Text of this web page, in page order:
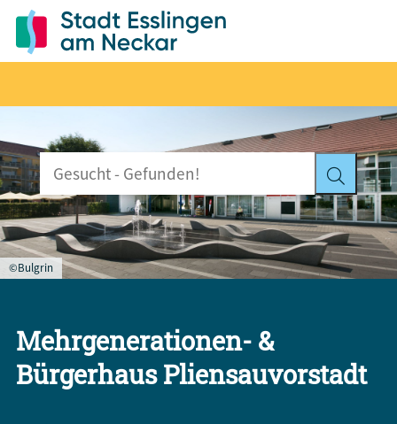
©Bulgrin
Mehrgenerationen- &
Bürgerhaus Pliensauvorstadt